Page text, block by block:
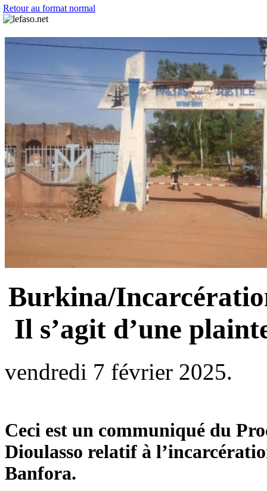
Retour au format normal
Burkina/
Il s’agit d’une
vendredi 7 février 2025.
Ceci est un communiqué du
Dioulasso relatif à
Banfora.